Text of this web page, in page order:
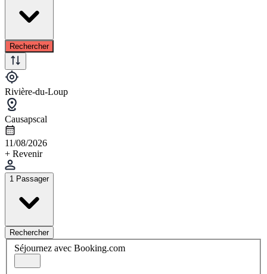
Rechercher
Rivière-du-Loup
Causapscal
11/08/2026
+ Revenir
1 Passager
Rechercher
Séjournez avec Booking.com